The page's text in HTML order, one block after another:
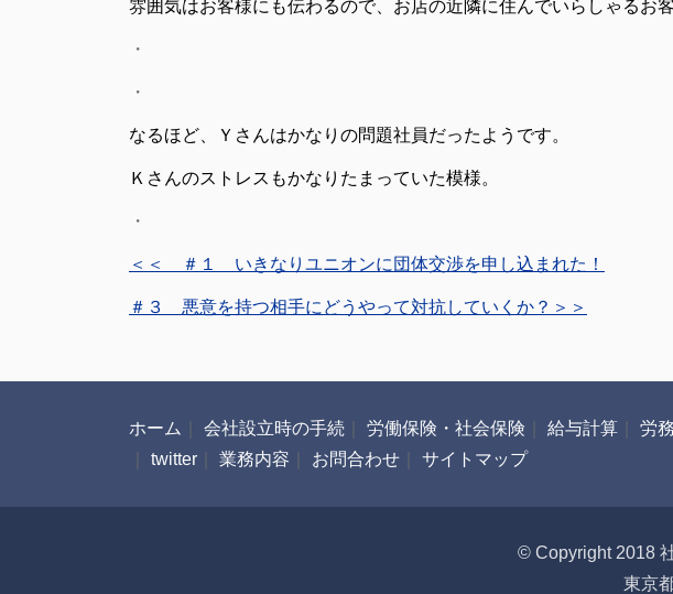
雰囲気はお客様にも伝わるので、お店の近隣に住んでいらしゃるお
・
・
なるほど、Ｙさんはかなりの問題社員だったようです。
Ｋさんのストレスもかなりたまっていた模様。
・
＜＜ ＃１ いきなりユニオンに団体交渉を申し込まれた！
＃３ 悪意を持つ相手にどうやって対抗していくか？＞＞
ホーム 会社設立時の手続 労働保険・社会保険 給与計算 労
twitter 業務内容 お問合わせ サイトマップ
© Copyright 2018
東京